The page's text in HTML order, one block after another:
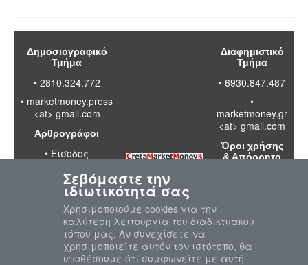
Δημοσιογραφικό
Τμήμα
• 2810.324.772
• marketmoney.press
<at> gmail.com
Αρθρογράφοι
• Είσοδος
Διαφημιστικό
Τμήμα
• 6930.847.487
•
marketmoney.gr
<at> gmail.com
Όροι χρήσης
& Απόρρητο
απορρήτου
προσωπικών
Σεβόμαστε την
ιδιωτικότητά σας
Χρησιμοποιούμε cookies για την
καλύτερη λειτουργία του διαδικτυακού
τόπου μας. Αν συνεχίσετε να
χρησιμοποιείτε αυτόν τον ιστότοπο, θα
υποθέσουμε ότι συμφωνείτε με αυτή